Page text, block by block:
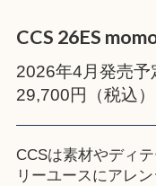
CCS 26ES
2026年4月発売予
29,700円（税込）
CCSは素材やディ
リーユースにアレ